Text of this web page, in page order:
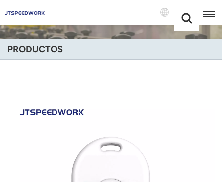
+86 -18681515767
English
Italiano
PRODUCTOS